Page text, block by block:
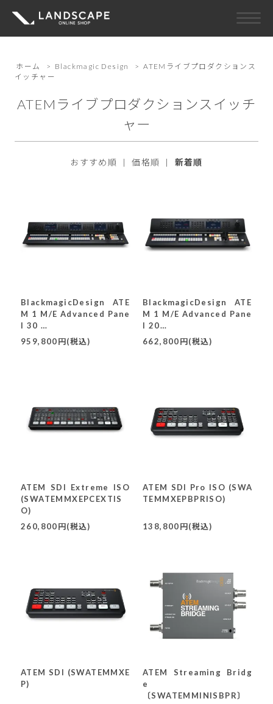
ホーム > Blackmagic Design > ATEMライブプロダクションス
イッチャー
ATEMライブプロダクションスイッチ
ャー
おすすめ順 |価格順 | 新着順
BlackmagicDesign ATE
M 1 M/E Advanced Pane
l 30
(SWPANELADV1ME30)
959,800円(税込)
BlackmagicDesign ATE
M 1 M/E Advanced Pane
l 20
(SWPANELADV1ME20)
662,800円(税込)
ATEM SDI Extreme ISO
(SWATEMMXEPCEXTIS
O)
260,800円(税込)
ATEM SDI Pro ISO (SWA
TEMMXEPBPRISO)
138,800円(税込)
ATEM SDI (SWATEMMXE
P)
ATEM Streaming Bridg
e
〔SWATEMMINISBPR〕